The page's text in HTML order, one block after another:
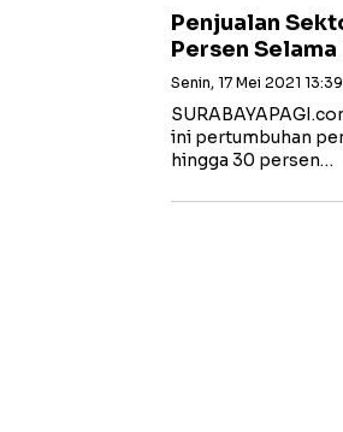
Penjualan
Persen
Senin, 17 Mei 2021
ini pertumbuhan
hingga 30 persen…